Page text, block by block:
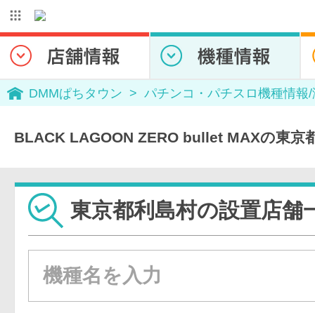
DMMぱちタウン パチンコ・パチスロ機種情報
BLACK LAGOON ZERO bullet MAXの東京
東京都利島村の設置店舗